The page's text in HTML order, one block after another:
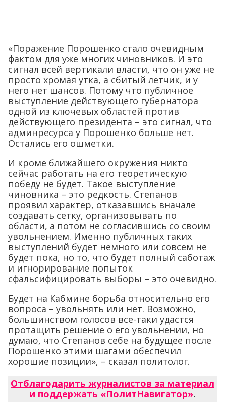
«Поражение Порошенко стало очевидным
фактом для уже многих чиновников. И это
сигнал всей вертикали власти, что он уже не
просто хромая утка, а сбитый летчик, и у
него нет шансов. Потому что публичное
выступление действующего губернатора
одной из ключевых областей против
действующего президента – это сигнал, что
админресурса у Порошенко больше нет.
Остались его ошметки.
И кроме ближайшего окружения никто
сейчас работать на его теоретическую
победу не будет. Такое выступление
чиновника – это редкость. Степанов
проявил характер, отказавшись вначале
создавать сетку, организовывать по
области, а потом не согласившись со своим
увольнением. Именно публичных таких
выступлений будет немного или совсем не
будет пока, но то, что будет полный саботаж
и игнорирование попыток
сфальсифицировать выборы – это очевидно.
Будет на Кабмине борьба относительно его
вопроса – увольнять или нет. Возможно,
большинством голосов все-таки удастся
протащить решение о его увольнении, но
думаю, что Степанов себе на будущее после
Порошенко этими шагами обеспечил
хорошие позиции», – сказал политолог.
Отблагодарить журналистов за материал
и поддержать «ПолитНавигатор».